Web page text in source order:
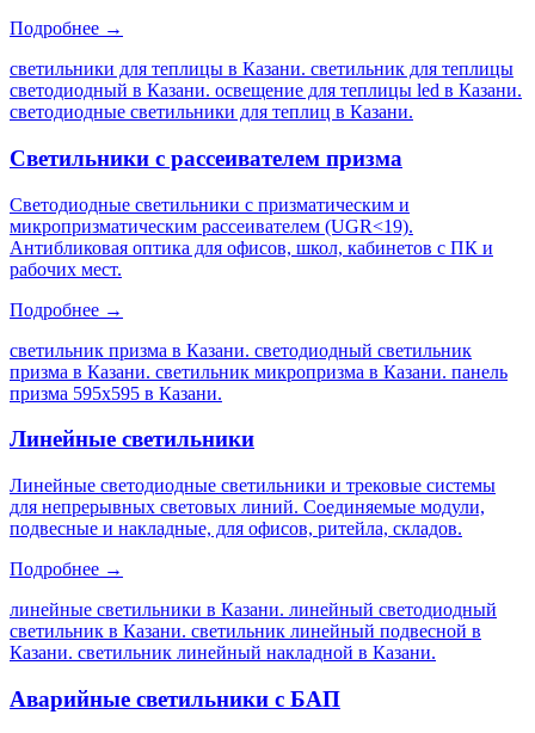
Подробнее →
светильники для теплицы в Казани. светильник для теплицы
светодиодный в Казани. освещение для теплицы led в Казани.
светодиодные светильники для теплиц в Казани.
Светильники с рассеивателем призма
Светодиодные светильники с призматическим и
микропризматическим рассеивателем (UGR<19).
Антибликовая оптика для офисов, школ, кабинетов с ПК и
рабочих мест.
Подробнее →
светильник призма в Казани. светодиодный светильник
призма в Казани. светильник микропризма в Казани. панель
призма 595х595 в Казани.
Линейные светильники
Линейные светодиодные светильники и трековые системы
для непрерывных световых линий. Соединяемые модули,
подвесные и накладные, для офисов, ритейла, складов.
Подробнее →
линейные светильники в Казани. линейный светодиодный
светильник в Казани. светильник линейный подвесной в
Казани. светильник линейный накладной в Казани.
Аварийные светильники с БАП